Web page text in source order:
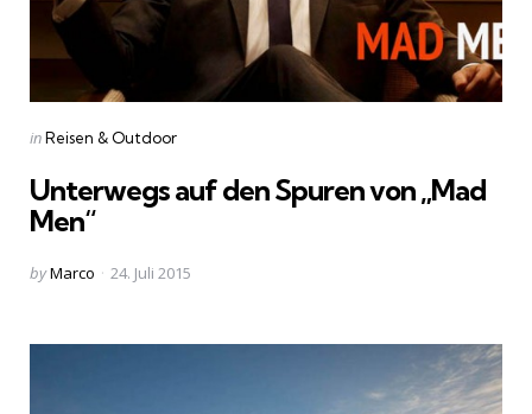
Categories
Posted
inReisen & Outdoor
Unterwegs auf den Spuren von „Mad
Men“
Posted
byMarco 24. Juli 2015